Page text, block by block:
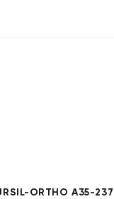
ORTHO A35-237